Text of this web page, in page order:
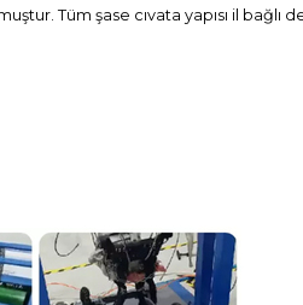
Tüm şase cıvata yapısı il bağlı